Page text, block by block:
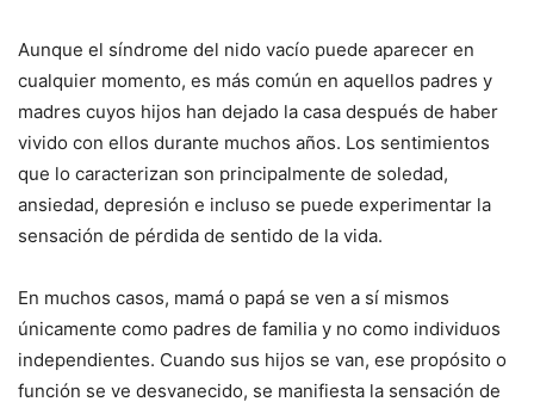
Aunque el síndrome del nido vacío puede aparecer en
cualquier momento, es más común en aquellos padres y
madres cuyos hijos han dejado la casa después de haber
vivido con ellos durante muchos años. Los sentimientos
que lo caracterizan son principalmente de soledad,
ansiedad, depresión e incluso se puede experimentar la
sensación de pérdida de sentido de la vida.
En muchos casos, mamá o papá se ven a sí mismos
únicamente como padres de familia y no como individuos
independientes. Cuando sus hijos se van, ese propósito o
función se ve desvanecido, se manifiesta la sensación de